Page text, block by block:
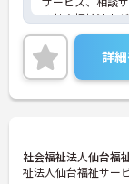
る社会福祉法人
定時で残業も少
す。ご興味のあ
さらに詳細をお
ください！
詳
社会福祉法人仙台福
祉法人仙台福祉サー